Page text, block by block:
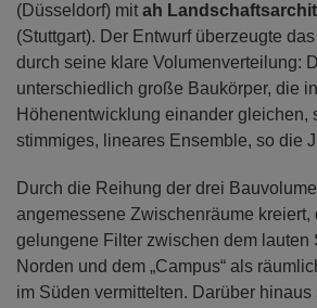
(Düsseldorf) mit ah
(Stuttgart). Der Entwurf überzeugte
durch seine klare Volumenverteilung:
unterschiedlich große Baukörper, die
Höhenentwicklung einander gleichen,
stimmiges, lineares Ensemble, so die
Durch die Reihung der drei
angemessene Zwischenräume kreiert,
gelungene Filter zwischen dem lauten
Norden und dem „Campus“ als
im Süden vermittelten. Darüber hinaus